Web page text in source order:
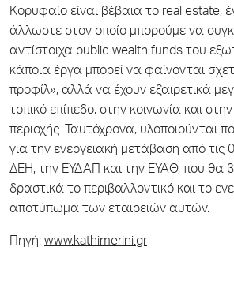
Κορυφαίο είναι βέβαια το real estate,
άλλωστε στον οποίο μπορούμε να
αντίστοιχα public wealth funds του
κάποια έργα μπορεί να φαίνονται
προφίλ», αλλά να έχουν εξαιρετικά
τοπικό επίπεδο, στην κοινωνία και
περιοχής. Ταυτόχρονα, υλοποιούνται
για την ενεργειακή μετάβαση από τις
ΔΕΗ, την ΕΥΔΑΠ και την ΕΥΑΘ, που θα
δραστικά το περιβαλλοντικό και το
αποτύπωμα των εταιρειών αυτών.
Πηγή: www.kathimerini.gr